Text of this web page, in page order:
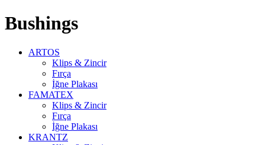
Bushings
ARTOS
Klips & Zincir
Fırça
İğne Plakası
FAMATEX
Klips & Zincir
Fırça
İğne Plakası
KRANTZ